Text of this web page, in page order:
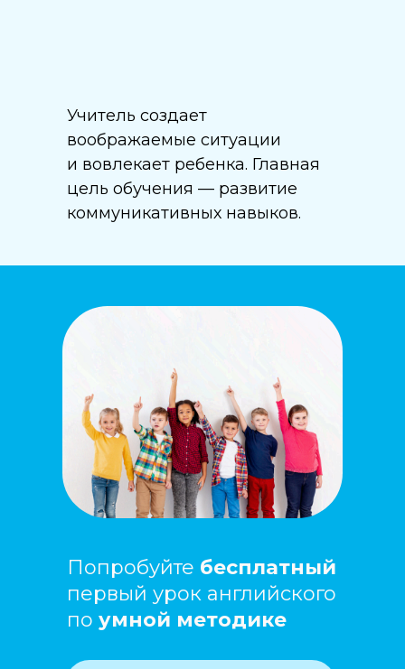
Учитель создает
воображаемые ситуации
и вовлекает ребенка. Главная
цель обучения — развитие
коммуникативных навыков.
Попробуйте бесплатный
первый урок английского
по умной методике